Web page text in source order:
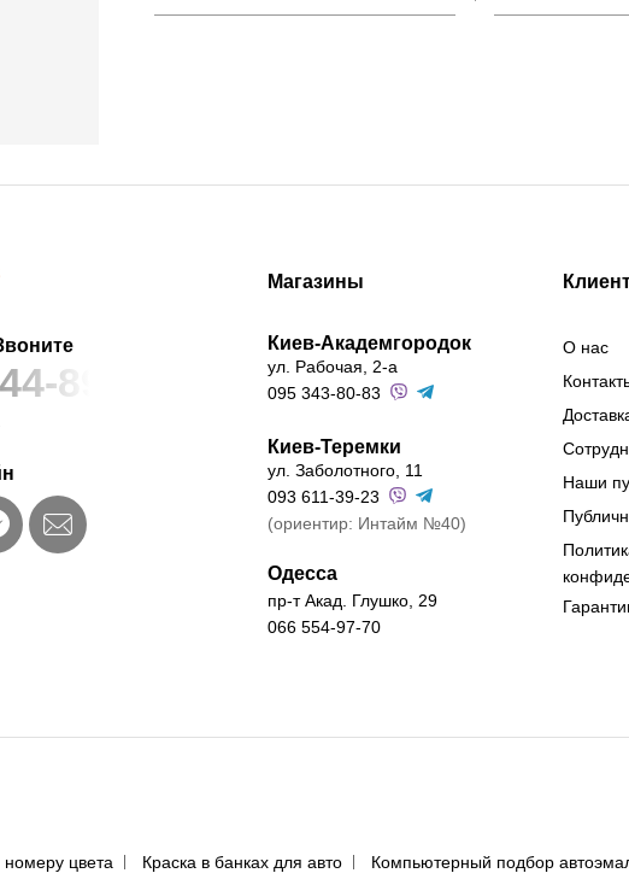
89
Магазины
Киев-Академгородок
ул. Рабочая, 2-а
095 343-80-83
Киев-Теремки
ул. Заболотного, 11
093 611-39-23
(ориентир: Интайм №40)
Одесса
пр-т Акад. Глушко, 29
066 554-97-70
О нас
Наши
номеру цвета
Краска в банках для авто Компьютерный подбор